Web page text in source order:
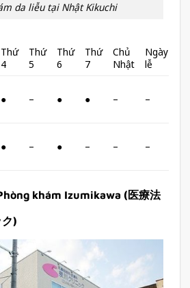
da liễu tại Nhật Kikuchi
Thứ
4
Thứ
5
Thứ
6
Thứ
7
Chủ
Nhật
Ngày
lễ
● – ● ● – –
● – ● – – –
khám Izumikawa (医療法
ク)